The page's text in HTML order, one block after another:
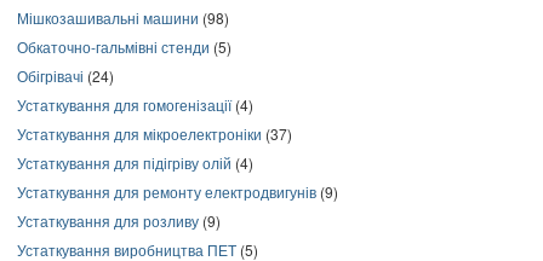
Мішкозашивальні машини (98)
Обкаточно-гальмівні стенди (5)
Обігрівачі (24)
Устаткування для гомогенізації(4)
Устаткування для мікроелектроніки (37)
Устаткування для підігріву олій (4)
Устаткування для ремонту електродвигунів (9)
Устаткування для розливу (9)
Устаткування виробництва ПЕТ (5)